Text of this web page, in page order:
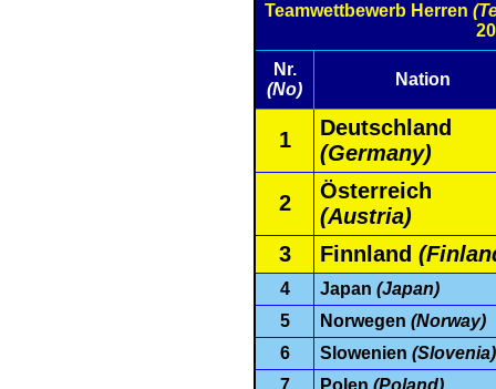
Teamwettbewerb Herren
Nr.
(No)
Nation
1
Deutschland
(Germany)
2
Österreich
(Austria)
3
Finnland
4 Japan (Japan)
5
Norwegen (Norway)
6
Slowenien (Slovenia)
7
Polen (Poland)